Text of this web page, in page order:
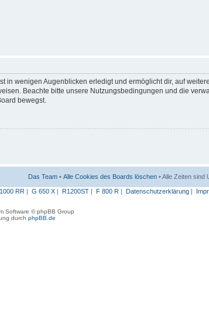
in wenigen Augenblicken erledigt und ermöglicht dir, auf
Beachte bitte unsere Nutzungsbedingungen und die
bewegst.
Das Team • Alle Cookies des Boards löschen • Alle Zeiten sind
RR | G 650 X| R1200ST| F 800 R | Datenschutzerklärung|
Software © phpBB Group
durch phpBB.de